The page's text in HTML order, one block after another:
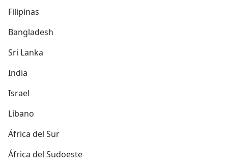
Filipinas
Bangladesh
Sri Lanka
India
Israel
Líbano
África del Sur
África del Sudoeste